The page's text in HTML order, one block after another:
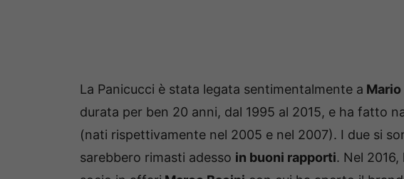
La Panicucci è stata legata sentimentalmente a
durata per ben 20 anni, dal 1995 al 2015, e ha fatto
(nati rispettivamente nel 2005 e nel 2007). I due si
sarebbero rimasti adesso in buoni rapporti. Nel